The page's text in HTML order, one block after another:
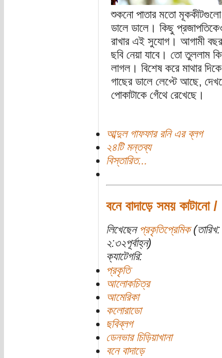
শুকনো পাতার মতো
ডালে ডালে। কিছু
রাখার এই সুযোগ। আগামী
ছবি নেয়া যাবে। তো তুললাম
লাগল। বিশেষ করে মাথার
গাছের ডালে লেপ্টে আছে,
পোকাটাকে গেঁথে রেখেছে।
আব্দুল গাফফার রনি এর ব্লগ
২৪টি মন্তব্য
বিস্তারিত...
বনে বাদাড়ে সময় কাটানো
লিখেছেন প্রকৃতিপ্রেমিক
২:৩২পূর্বাহ্ন)
ক্যাটেগরি:
প্রকৃতি
আলোকচিত্র
আমেরিকা
কলোরাডো
ছবিব্লগ
ডেনভার চিড়িয়াখানা
বনে বাদাড়ে